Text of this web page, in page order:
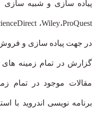
در جهت پیاده سازی و فروش
گزارش در تمام زمینه
مقالات موجود در تمام
برنامه نویسی اندروید با